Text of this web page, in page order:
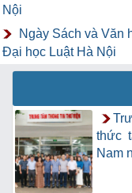
Nội
Ngày Sách và Văn
Đại học Luật Hà Nội
thức
Nam